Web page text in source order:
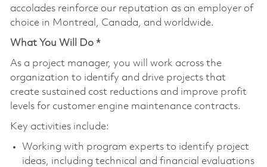
accolades reinforce our reputation as an employer of
choice in Montreal, Canada, and worldwide.
What You Will Do *
As a project manager, you will work across the
organization to identify and drive projects that
create sustained cost reductions and improve profit
levels for customer engine maintenance contracts.
Key activities include:
Working with program experts to identify project
ideas, including technical and financial evaluations